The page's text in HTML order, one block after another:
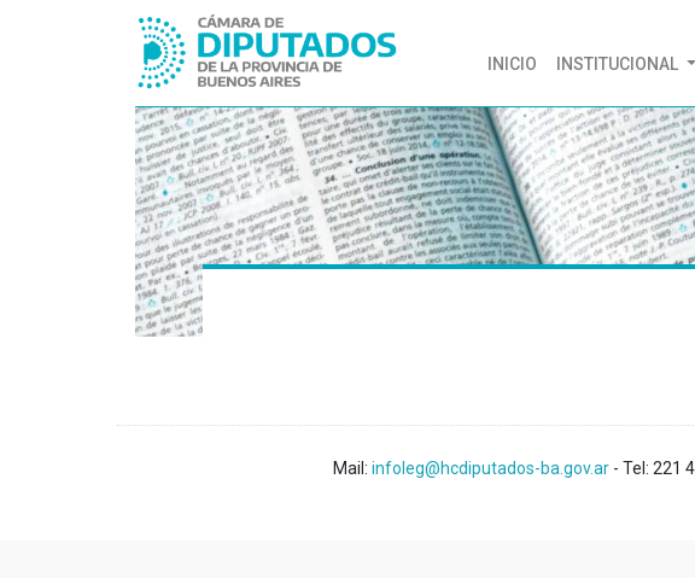
INICIO (CURRENT)
INSTITUCIONAL
Mail: infoleg@hcdiputados-ba.gov.ar - Tel: 221